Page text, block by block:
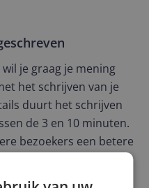
je graag je mening
het schrijven van je
duurt het schrijven
de 3 en 10 minuten.
bezoekers een betere
maand kans op